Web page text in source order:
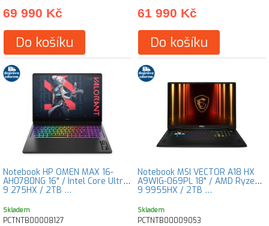
69 990 Kč
Do košíku
61 990 Kč
Do košíku
Notebook HP OMEN MAX 16-
AH0780NG 16" / Intel Core Ultra
9 275HX / 2TB …
Skladem
PCTNTB00008127
Notebook MSI VECTOR A18 HX
A9WIG-069PL 18" / AMD Ryzen
9 9955HX / 2TB …
Skladem
PCTNTB00009053